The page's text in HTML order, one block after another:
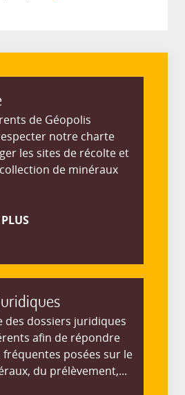
de Géopolis
notre charte
les sites de récolte et
de minéraux
des dossiers juridiques
afin de répondre
posées sur le
du prélèvement,...